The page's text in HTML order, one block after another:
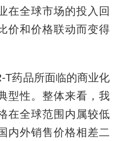
在全球市场的投入回
价和价格联动而变得
T药品所面临的商业化
型性。整体来看，我
在全球范围内属较低
内外销售价格相差二